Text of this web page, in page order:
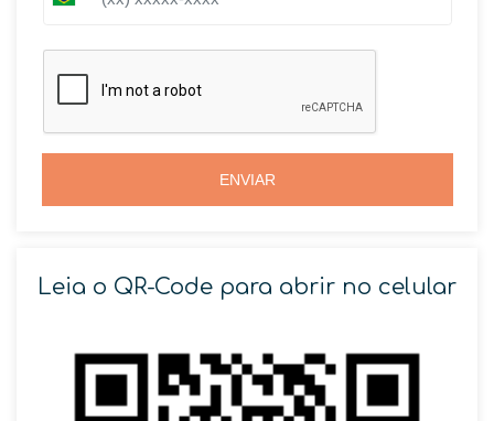
i
l
ENVIAR
Leia o QR-Code para abrir no celular